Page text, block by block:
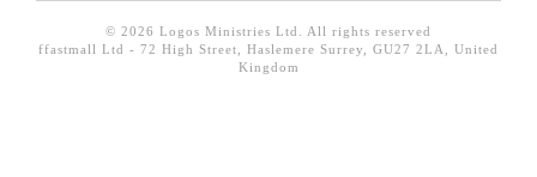
精選影音
© 2026 Logos Ministries Ltd. All rights reserved
ffastmall Ltd - 72 High Street, Haslemere Surrey, GU27 2LA, United
Kingdom